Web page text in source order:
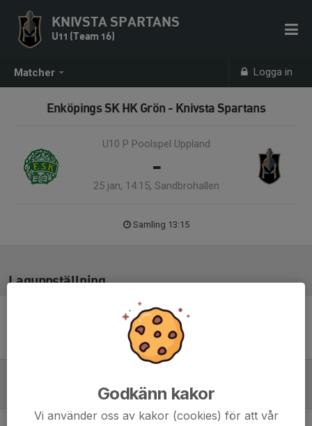
Matcher Logga in
KNIVSTA SPARTANS
U11 (Team 16)
Enköpings SK HK Grön - Knivsta Spartans
U10 P Poolspel Uppland
-
25 jan, 14:15, Sandbrohallen
Samling 13:15
Laguppställning
Ingen uppställning ifylld
Godkänn kakor
Vi använder oss av kakor (cookies) för att vår